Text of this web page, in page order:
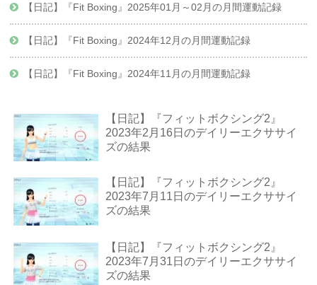
【日記】『Fit Boxing』2025年01月～02月の月間運動記録
【日記】『Fit Boxing』2024年12月の月間運動記録
【日記】『Fit Boxing』2024年11月の月間運動記録
【日記】『フィットボクシング2』
2023年2月16日のデイリーエクササイ
ズの結果
【日記】『フィットボクシング2』
2023年7月11日のデイリーエクササイ
ズの結果
【日記】『フィットボクシング2』
2023年7月31日のデイリーエクササイ
ズの結果